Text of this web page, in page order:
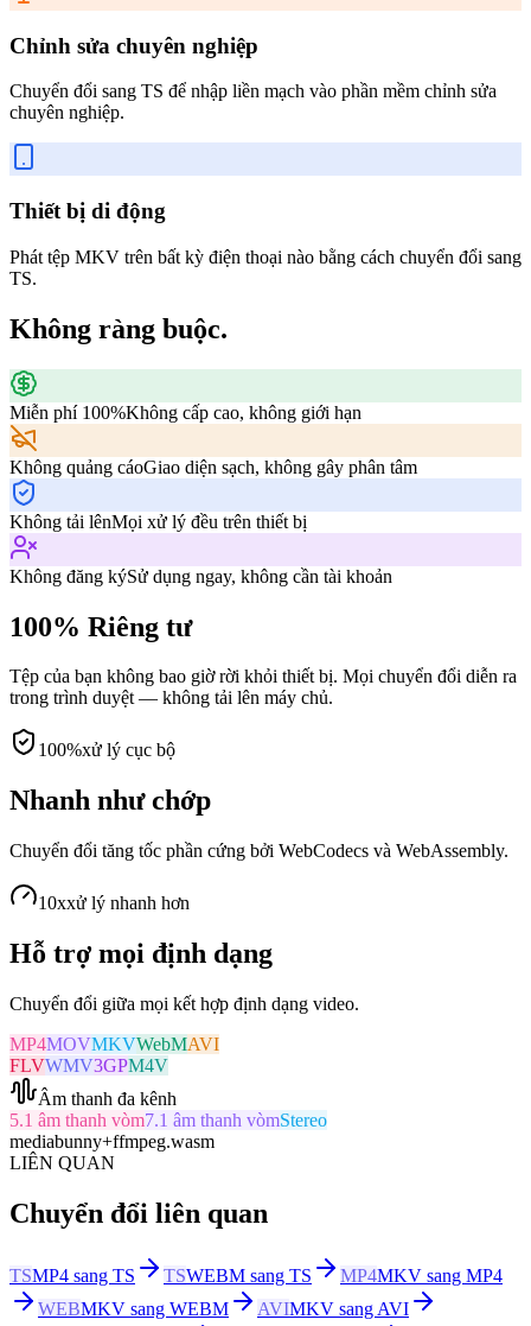
Chỉnh sửa chuyên nghiệp
Chuyển đổi sang TS để nhập liền mạch vào phần mềm chỉnh sửa
chuyên nghiệp.
Thiết bị di động
Phát tệp MKV trên bất kỳ điện thoại nào bằng cách chuyển đổi sang
TS.
Không ràng buộc.
Miễn phí 100%Không cấp cao, không giới hạn
Không quảng cáoGiao diện sạch, không gây phân tâm
Không tải lênMọi xử lý đều trên thiết bị
Không đăng kýSử dụng ngay, không cần tài khoản
100% Riêng tư
Tệp của bạn không bao giờ rời khỏi thiết bị. Mọi chuyển đổi diễn ra
trong trình duyệt — không tải lên máy chủ.
100%xử lý cục bộ
Nhanh như chớp
Chuyển đổi tăng tốc phần cứng bởi WebCodecs và WebAssembly.
10xxử lý nhanh hơn
Hỗ trợ mọi định dạng
Chuyển đổi giữa mọi kết hợp định dạng video.
MP4MOVMKVWebMAVI
FLVWMV3GPM4V
Âm thanh đa kênh
5.1 âm thanh vòm7.1 âm thanh vòmStereo
mediabunny+ffmpeg.wasm
LIÊN QUAN
Chuyển đổi liên quan
TSMP4 sang TS TSWEBM sang TS MP4MKV sang MP4
WEBMKV sang WEBM AVIMKV sang AVI